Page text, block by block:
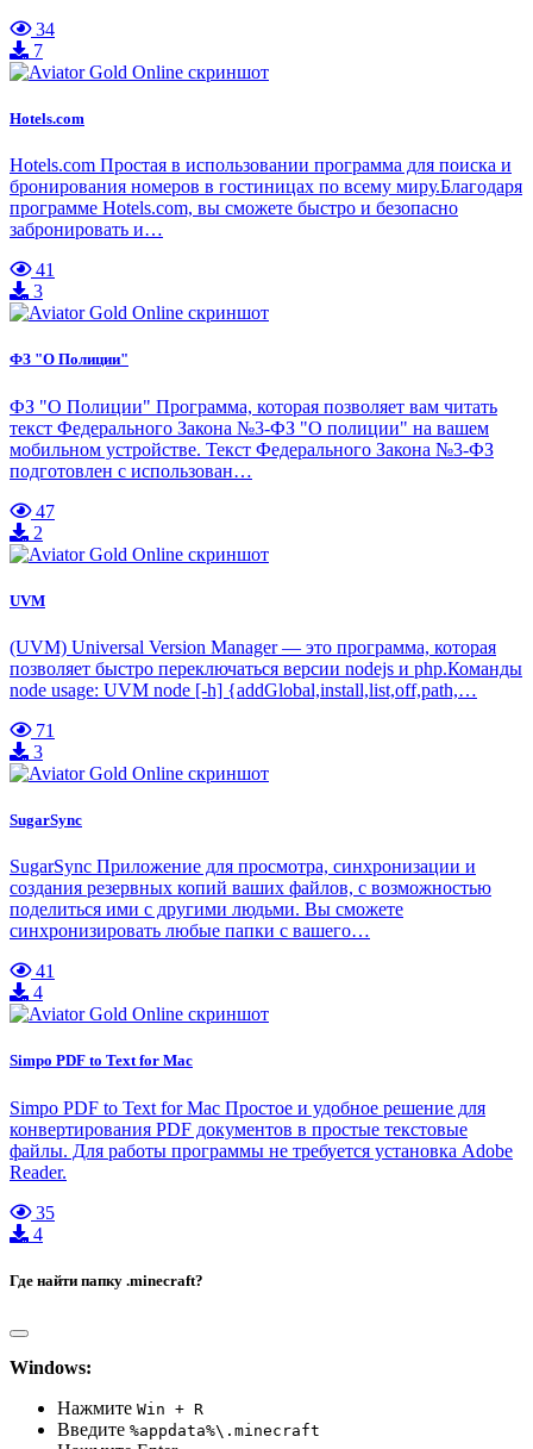
34
7
Hotels.com
Hotels.com Простая в использовании программа для поиска и
бронирования номеров в гостиницах по всему миру.Благодаря
программе Hotels.com, вы сможете быстро и безопасно
забронировать и…
41
3
ФЗ "О Полиции"
ФЗ "О Полиции" Программа, которая позволяет вам читать
текст Федерального Закона №3-ФЗ "О полиции" на вашем
мобильном устройстве. Текст Федерального Закона №3-ФЗ
подготовлен с использован…
47
2
UVM
(UVM) Universal Version Manager — это программа, которая
позволяет быстро переключаться версии nodejs и php.Команды
node usage: UVM node [-h] {addGlobal,install,list,off,path,…
71
3
SugarSync
SugarSync Приложение для просмотра, синхронизации и
создания резервных копий ваших файлов, с возможностью
поделиться ими с другими людьми. Вы сможете
синхронизировать любые папки с вашего…
41
4
Simpo PDF to Text for Mac
Simpo PDF to Text for Mac Простое и удобное решение для
конвертирования PDF документов в простые текстовые
файлы. Для работы программы не требуется установка Adobe
Reader.
35
4
Где найти папку .minecraft?
Windows:
Нажмите Win + R
Введите %appdata%\.minecraft